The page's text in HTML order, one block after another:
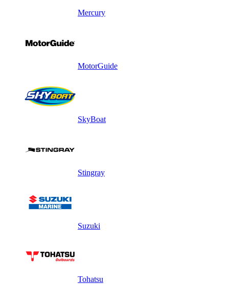
Mercury
MotorGuide
SkyBoat
Stingray
Suzuki
Tohatsu